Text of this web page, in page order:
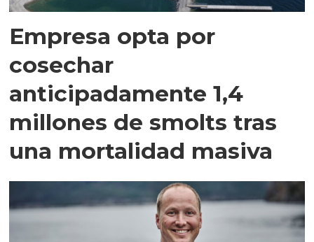
Empresa opta por
cosechar
anticipadamente 1,4
millones de smolts tras
una mortalidad masiva